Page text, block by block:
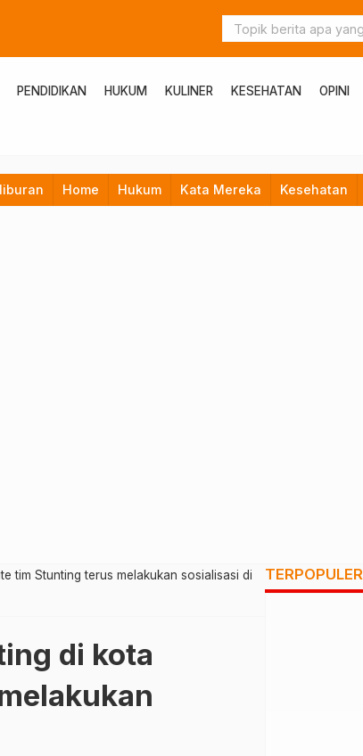
PENDIDIKAN HUKUM KULINER KESEHATAN OPINI
Home Hukum Kata Mereka Kesehatan
tim Stunting terus melakukan sosialisasi di
di kota
TERPOPULER